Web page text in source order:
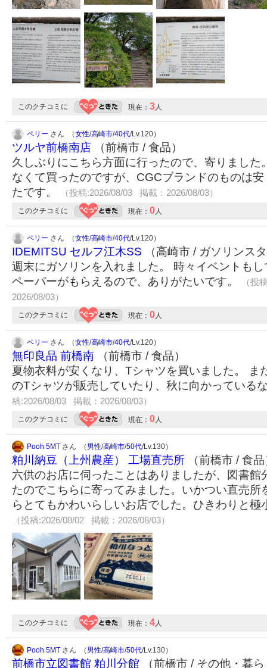
このクチコミに 現在： 3人
ペリー さん （女性/高崎市/40代/Lv.120）
ツルヤ前橋南店 （前橋市 / 食品）
久しぶりにこちら方面に行ったので、寄りました
なくて買ったのですが、CGCブランドのものは
たです。
（投稿:2026/08/03 掲載：2026/08/03）
このクチコミに 現在： 0人
ペリー さん （女性/高崎市/40代/Lv.120）
IDEMITSU セルフ江木SS （高崎市 / ガソリンス
週末にガソリンを入れました。 時々イベントも
ペーパーがもらえるので、ありがたいです。
（投
2026/08/03）
このクチコミに 現在： 0人
ペリー さん （女性/高崎市/40代/Lv.120）
無印良品 前橋南 （前橋市 / 食品）
夏物衣料が安くなり、Tシャツを買いました。 ま
のTシャツが販売していたり、秋に向かっている
稿:2026/08/03 掲載：2026/08/03）
このクチコミに 現在： 0人
Pooh 5MT さん （ 男性/高崎市/50代/Lv.130）
粕川納豆（上州農産） 工場直売所 （前橋市 / 食
六供のお店に伺ったことはありましたが、図書館
たのでこちらに寄ってみました。いかつい直売所
らとてもかわいらしいお店でした。ひきわりと
（投稿:2026/08/02 掲載：2026/08/03）
このクチコミに 現在： 4人
Pooh 5MT さん （ 男性/高崎市/50代/Lv.130）
前橋市立図書館 粕川分館 （前橋市 / その他・暮